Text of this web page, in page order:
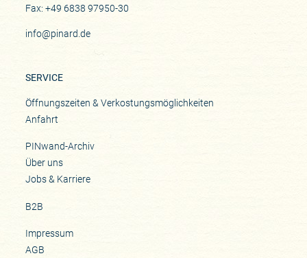
Fax: +49 6838 97950-30
info@pinard.de
SERVICE
Öffnungszeiten & Verkostungsmöglichkeiten
Anfahrt
PINwand-Archiv
Über uns
Jobs & Karriere
B2B
Impressum
AGB